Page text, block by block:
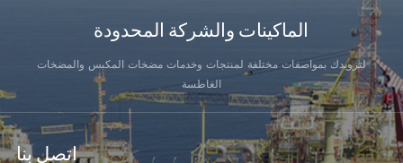
الماكينات والشركة المحدودة
لتزويدك بمواصفات مختلفة لمنتجات وخدمات مضخات المكبس والمضخات
الغاطسة
اتصل بنا